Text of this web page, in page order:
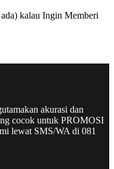
kalau Ingin Memberi
akurasi dan
cocok untuk PROMOSI
lewat SMS/WA di 081